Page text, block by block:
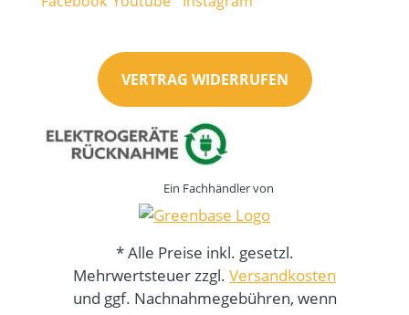
VERTRAG WIDERRUFEN
Ein Fachhändler von
* Alle Preise inkl. gesetzl.
Mehrwertsteuer zzgl. Versandkosten
und ggf. Nachnahmegebühren, wenn